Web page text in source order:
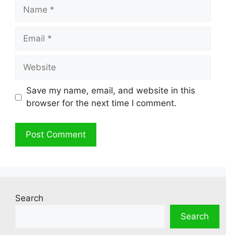
Name
Email
Website
Save my name, email, and website in this
browser for the next time I comment.
Search
Search